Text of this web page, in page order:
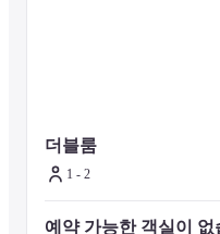
객실 시설 : 시계, 헤어 드
가습 공기 청정기
환경 보호의 일환으로 2층
더블룸
1 - 2
예약 가능한 객실이 없